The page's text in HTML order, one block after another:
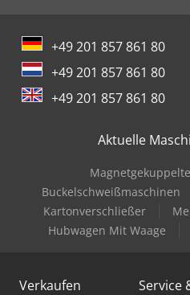
+49 201 857 861 80
+49 201 857 861 80
+49 201 857 861 80
Aktuelle
Buckelschweißmaschinen
Kartonverschließer
Hubwagen Mit Waage
Verkaufen Service